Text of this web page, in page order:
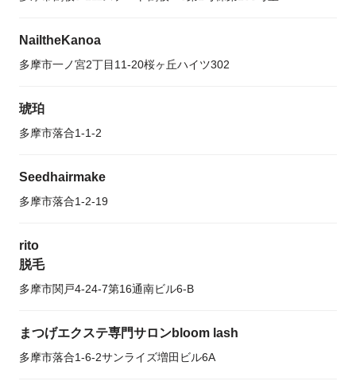
NailtheKanoa
多摩市一ノ宮2丁目11-20桜ヶ丘ハイツ302
琥珀
多摩市落合1-1-2
Seedhairmake
多摩市落合1-2-19
rito
脱毛
多摩市関戸4-24-7第16通南ビル6-B
まつげエクステ専門サロンbloom lash
多摩市落合1-6-2サンライズ増田ビル6A